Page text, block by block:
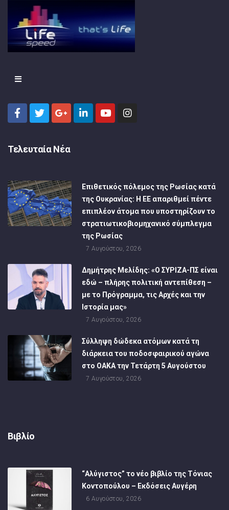
Τελευταία Νέα
Επιθετικός πόλεμος της Ρωσίας κατά
της Ουκρανίας: Η ΕΕ απαριθμεί πέντε
επιπλέον άτομα που υποστηρίζουν το
στρατιωτικοβιομηχανικό σύμπλεγμα
της Ρωσίας
7 Αυγούστου, 2026
Δημήτρης Μελίδης: «Ο ΣΥΡΙΖΑ-ΠΣ είναι
εδώ – πλήρης πολιτική αντεπίθεση –
με το Πρόγραμμα, τις Αρχές και την
Ιστορία μας»
7 Αυγούστου, 2026
Σύλληψη δώδεκα ατόμων κατά τη
διάρκεια του ποδοσφαιρικού αγώνα
στο ΟΑΚΑ την Τετάρτη 5 Αυγούστου
7 Αυγούστου, 2026
Βιβλίο
“Αλύγιστος” το νέο βιβλίο της Τόνιας
Κοντοπούλου – Εκδόσεις Αυγέρη
6 Αυγούστου, 2026